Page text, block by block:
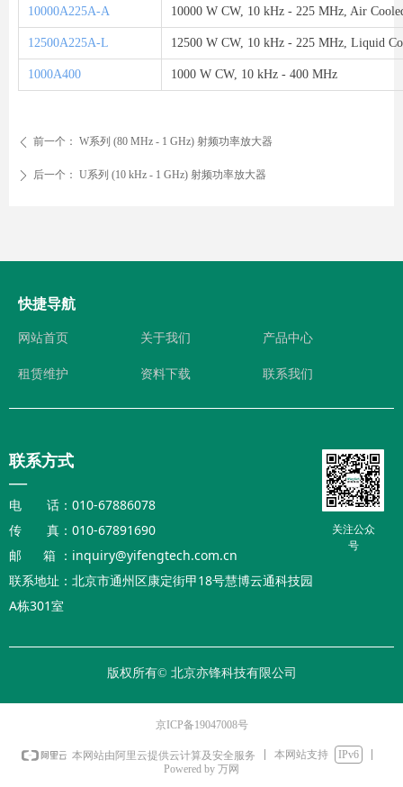
10000A225A-A 10000 W CW, 10 kHz - 225 MHz, Air
12500A225A-L 12500 W CW, 10 kHz - 225 MHz, Liquid
1000A400 1000 W CW, 10 kHz - 400 MHz
ꄴ 前一个： W系列 (80 MHz - 1 GHz) 射频功率放大器
ꄲ 后一个： U系列 (10 kHz - 1 GHz) 射频功率放大器
快捷导航
网站首页 关于我们 产品中心
租赁维护 资料下载 联系我们
版权所有© 北京亦锋科技有限公司
联系方式
—
电 话：010-67886078
传 真：010-67891690
邮 箱 ：inquiry@yifengtech.com.cn
联系地址：北京市通州区康定街甲18号慧博云通科技园
A栋301室
关注公众
号
京ICP备19047008号
本网站由阿里云提供云计算及安全服务 本网站支持
IPv6
Powered by 万网